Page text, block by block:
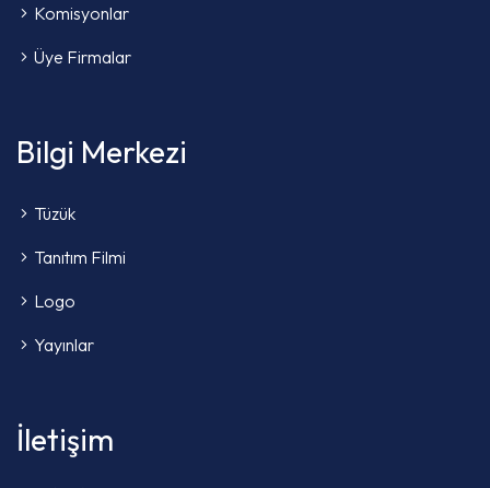
Komisyonlar
Üye Firmalar
Bilgi Merkezi
Tüzük
Tanıtım Filmi
Logo
Yayınlar
İletişim